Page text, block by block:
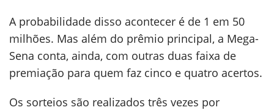
A probabilidade disso acontecer é de 1 em 50
milhões. Mas além do prêmio principal, a Mega-
Sena conta, ainda, com outras duas faixa de
premiação para quem faz cinco e quatro acertos.
Os sorteios são realizados três vezes por